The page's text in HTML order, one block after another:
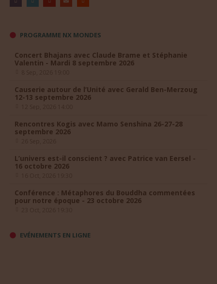
PROGRAMME NX MONDES
Concert Bhajans avec Claude Brame et Stéphanie
Valentin - Mardi 8 septembre 2026
Causerie autour de l’Unité avec Gerald Ben-Merzoug
12-13 septembre 2026
Rencontres Kogis avec Mamo Senshina 26-27-28
septembre 2026
L’univers est-il conscient ? avec Patrice van Eersel -
16 octobre 2026
Conférence : Métaphores du Bouddha commentées
pour notre époque - 23 octobre 2026
EVÉNEMENTS EN LIGNE